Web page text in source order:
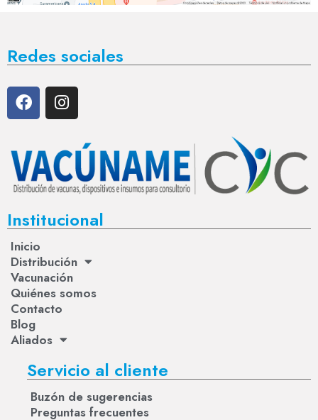
Redes sociales
Institucional
Inicio
Distribución
Vacunación
Quiénes somos
Contacto
Blog
Aliados
Servicio al cliente
Buzón de sugerencias
Preguntas frecuentes